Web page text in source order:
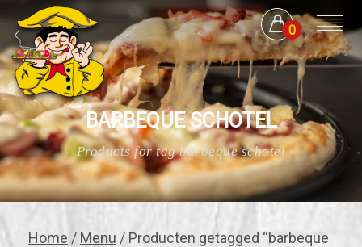
0
BARBEQUE SCHOTEL
Products for tag barbeque schotel
Home / Menu / Producten getagged “barbeque